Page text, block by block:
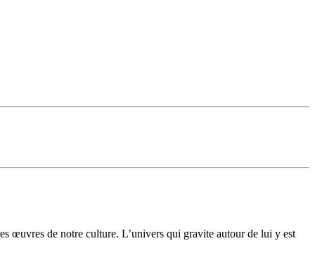
œuvres de notre culture. L’univers qui gravite autour de lui y est